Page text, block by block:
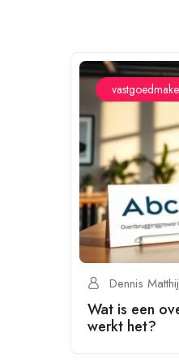
Dennis
Wat is een
werkt het?